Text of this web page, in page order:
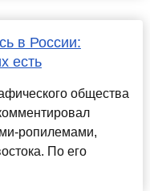
в России:
есть
общества
ропилемами,
По его